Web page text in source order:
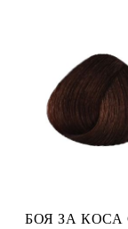
БОЯ ЗА КОСА